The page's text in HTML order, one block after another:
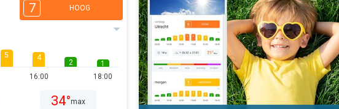
7 HOOG
5 4
16:00
2
1
18:00
34°max